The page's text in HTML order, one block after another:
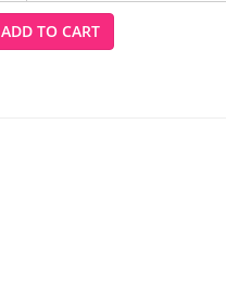
ADD TO CART